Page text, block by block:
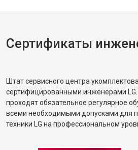
Сертификаты
Штат сервисного центра
сертифицированными инженерами
проходят обязательное регулярное
всеми необходимыми допусками для
техники LG на профессиональном